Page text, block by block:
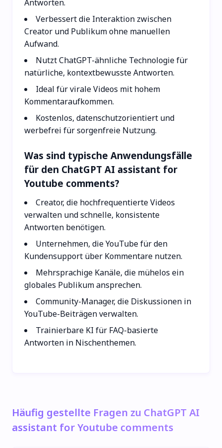
Antworten.
Verbessert die Interaktion zwischen
Creator und Publikum ohne manuellen
Aufwand.
Nutzt ChatGPT-ähnliche Technologie für
natürliche, kontextbewusste Antworten.
Ideal für virale Videos mit hohem
Kommentaraufkommen.
Kostenlos, datenschutzorientiert und
werbefrei für sorgenfreie Nutzung.
Was sind typische Anwendungsfälle
für den ChatGPT AI assistant for
Youtube comments?
Creator, die hochfrequentierte Videos
verwalten und schnelle, konsistente
Antworten benötigen.
Unternehmen, die YouTube für den
Kundensupport über Kommentare nutzen.
Mehrsprachige Kanäle, die mühelos ein
globales Publikum ansprechen.
Community-Manager, die Diskussionen in
YouTube-Beiträgen verwalten.
Trainierbare KI für FAQ-basierte
Antworten in Nischenthemen.
Häufig gestellte Fragen zu ChatGPT AI
assistant for Youtube comments